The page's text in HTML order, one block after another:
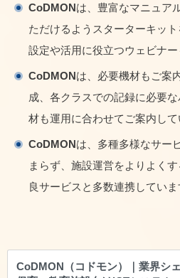
CoDMONは、豊富なマニュア
ただけるようスターターキッ
設定や活用に役立つウェビナー
CoDMONは、必要機材もご案
成、各クラスでの記録に必要
材も運用に合わせてご案内して
CoDMONは、多種多様なサー
まらず、施設運営をよりよく
良サービスと多数連携していま
CoDMON（コドモン）｜業界シ